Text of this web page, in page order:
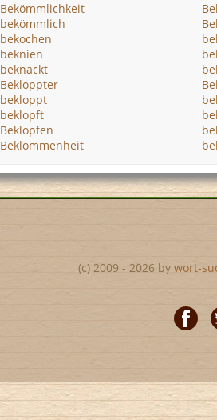
Bekömmlichkeit
bekömmlich
bekochen
beknien
beknackt
Bekloppter
bekloppt
beklopft
Beklopfen
Beklommenheit
(c) 2009 - 2026 by wort-